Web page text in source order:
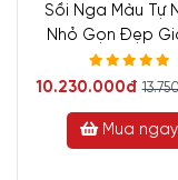
Sồi Nga Màu Tự
Nhỏ Gọn Đẹp
10.230.000đ
Mua ngay